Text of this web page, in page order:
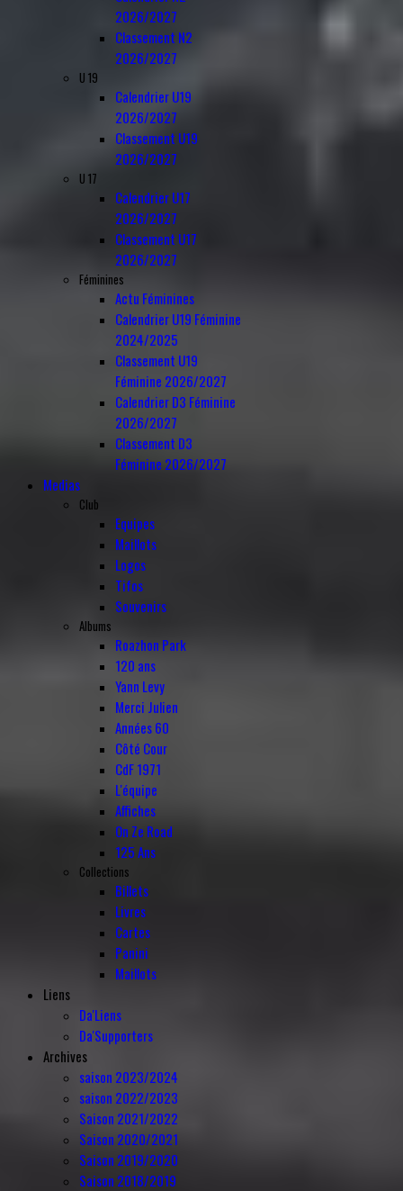
2026/2027
Classement N2
2026/2027
U 19
Calendrier U19
2026/2027
Classement U19
2026/2027
U 17
Calendrier U17
2026/2027
Classement U17
2026/2027
Féminines
Actu Féminines
Calendrier U19 Féminine
2024/2025
Classement U19
Féminine 2026/2027
Calendrier D3 Féminine
2026/2027
Classement D3
Féminine 2026/2027
Medias
Club
Equipes
Maillots
Logos
Tifos
Souvenirs
Albums
Roazhon Park
120 ans
Yann Levy
Merci Julien
Années 60
Côté Cour
CdF 1971
L'équipe
Affiches
On Ze Road
125 Ans
Collections
Billets
Livres
Cartes
Panini
Maillots
Liens
Da'Liens
Da'Supporters
Archives
saison 2023/2024
saison 2022/2023
Saison 2021/2022
Saison 2020/2021
Saison 2019/2020
Saison 2018/2019